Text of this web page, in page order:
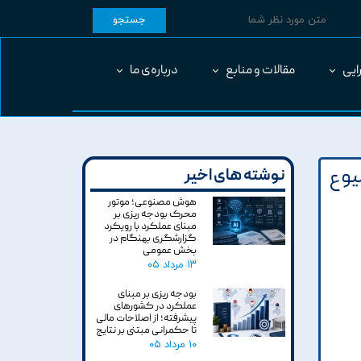
جستجو
مقالات و منابع درباره‌ی ما
نوشته های اخیر
هوش مصنوعی؛ موتور
محرک بودجه ریزی بر
مبنای عملکرد با رویکرد
گزارشگری بهنگام در
بخش عمومی
۱۳ مرداد ۰۵
بودجه ریزی بر مبنای
عملکرد در کشورهای
پیشرفته؛ از اصلاحات مالی
تا حکمرانی مبتنی بر نتایج
۱۰ مرداد ۰۵